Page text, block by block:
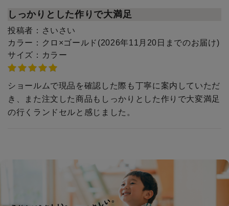
しっかりとした作りで大満足
投稿者： さいさい
カラー： クロ×ゴールド(2026年11月20日までのお届け)
サイズ： カラー
ショールムで現品を確認した際も丁寧に案内していただ
き、また注文した商品もしっかりとした作りで大変満足
の行くランドセルと感じました。